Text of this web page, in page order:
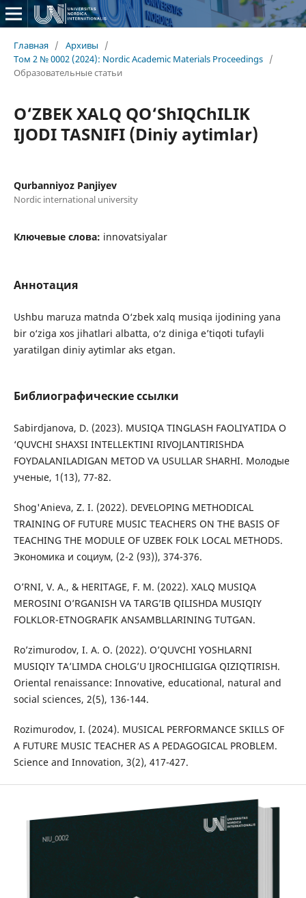
Главная / Архивы
/
Том 2 № 0002 (2024): Nordic Academic Materials Proceedings /
Образовательные статьи
O‘ZBEK XALQ QO‘ShIQChILIK
IJODI TASNIFI (Diniy aytimlar)
Qurbanniyoz Panjiyev
Nordic international university
Ключевые слова: innovatsiyalar
Аннотация
Ushbu maruza matnda O‘zbek xalq musiqa ijodining yana
bir o‘ziga xos jihatlari albatta, o‘z diniga e’tiqoti tufayli
yaratilgan diniy aytimlar aks etgan.
Библиографические ссылки
Sabirdjanova, D. (2023). MUSIQA TINGLASH FAOLIYATIDA O
‘QUVCHI SHAXSI INTELLEKTINI RIVOJLANTIRISHDA
FOYDALANILADIGAN METOD VA USULLAR SHARHI. Молодые
ученые, 1(13), 77-82.
Shog'Anieva, Z. I. (2022). DEVELOPING METHODICAL
TRAINING OF FUTURE MUSIC TEACHERS ON THE BASIS OF
TEACHING THE MODULE OF UZBEK FOLK LOCAL METHODS.
Экономика и социум, (2-2 (93)), 374-376.
O’RNI, V. A., & HERITAGE, F. M. (2022). XALQ MUSIQA
MEROSINI O’RGANISH VA TARG’IB QILISHDA MUSIQIY
FOLKLOR-ETNOGRAFIK ANSAMBLLARINING TUTGAN.
Roʼzimurodov, I. А. O. (2022). O’QUVCHI YOSHLARNI
MUSIQIY TA’LIMDA CHOLG’U IJROCHILIGIGA QIZIQTIRISH.
Oriental renaissance: Innovative, educational, natural and
social sciences, 2(5), 136-144.
Rozimurodov, I. (2024). MUSICAL PERFORMANCE SKILLS OF
A FUTURE MUSIC TEACHER AS A PEDAGOGICAL PROBLEM.
Science and Innovation, 3(2), 417-427.